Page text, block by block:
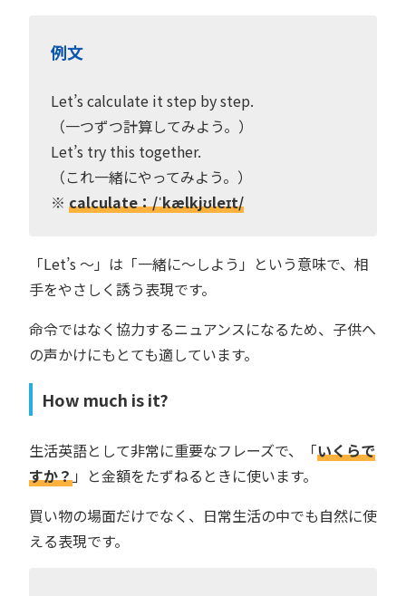
例文
Let’s calculate it step by step.
（一つずつ計算してみよう。）
Let’s try this together.
（これ一緒にやってみよう。）
※ calculate：/ˈkælkjʊleɪt/
「Let’s ～」は「一緒に〜しよう」という意味で、相
手をやさしく誘う表現です。
命令ではなく協力するニュアンスになるため、子供へ
の声かけにもとても適しています。
How much is it?
生活英語として非常に重要なフレーズで、「いくらで
すか？」と金額をたずねるときに使います。
買い物の場面だけでなく、日常生活の中でも自然に使
える表現です。